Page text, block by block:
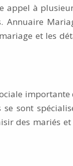
appel à
Annuaire
et les
importante
sont
des mariés